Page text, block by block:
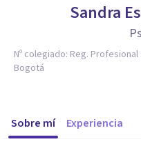
Sandra
Nº colegiado: Reg.
Bogotá
Sobre mí Experiencia